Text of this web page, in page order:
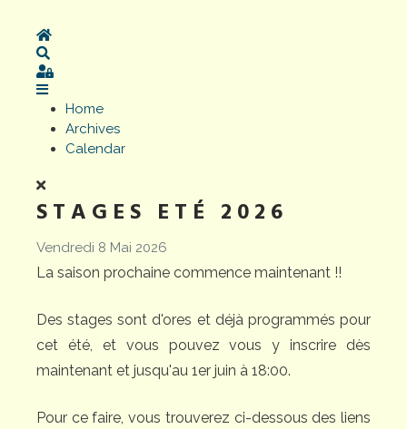
Home
Sign In
Home
Archives
Calendar
STAGES ETÉ 2026
Vendredi 8 Mai 2026
La saison prochaine commence maintenant !!
Des stages sont d'ores et déjà programmés pour
cet été, et vous pouvez vous y inscrire dès
maintenant et jusqu'au 1er juin à 18:00.
Pour ce faire, vous trouverez ci-dessous des liens